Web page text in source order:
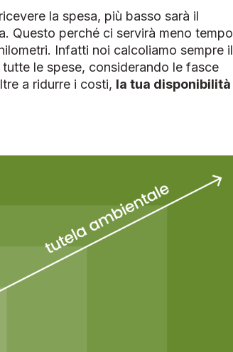
la spesa, più basso sarà il
Questo perché ci servirà meno tempo
Infatti noi calcoliamo sempre il
le spese, considerando le fasce
a ridurre i costi, la tua disponibilità